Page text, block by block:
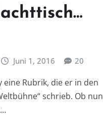
Juni 1, 2016 20
Rubrik, die er in den
schrieb. Ob nun